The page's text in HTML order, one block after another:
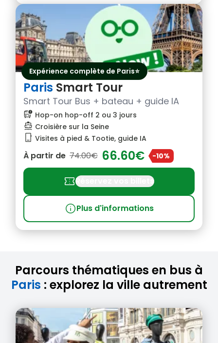
Expérience complète de Paris⭐
Paris Smart Tour
Smart Tour Bus + bateau + guide IA
bus_alert Hop-on hop-off 2 ou 3 jours
directions_boat Croisière sur la Seine
phone_iphone Visites à pied & Tootie, guide IA
À partir de 74.00€ 66.60€ -10%
confirmation_numberRéservez vos billets
infoPlus d'informations
Parcours thématiques en bus à
Paris : explorez la ville autrement